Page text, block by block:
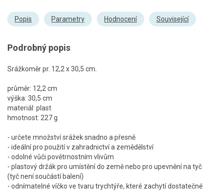
Popis Parametry Hodnocení Související
Podrobný popis
Srážkoměr pr. 12,2 x 30,5 cm.
průměr: 12,2 cm
výška: 30,5 cm
materiál: plast
hmotnost: 227 g
- určete množství srážek snadno a přesně
- ideální pro použití v zahradnictví a zemědělství
- odolné vůči povětrnostním vlivům
- plastový držák pro umístění do země nebo pro upevnění na tyč
(tyč není součástí balení)
- odnímatelné víčko ve tvaru trychtýře, které zachytí dostatečné